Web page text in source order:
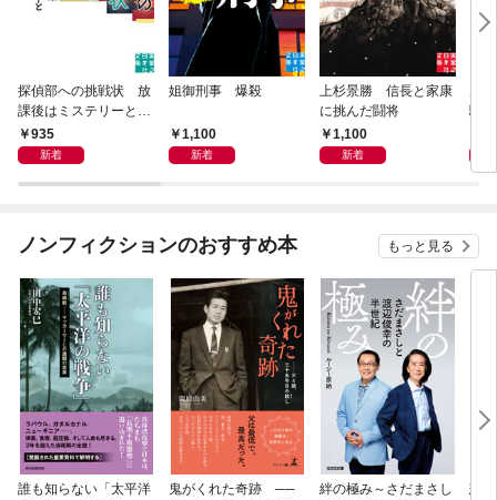
探偵部への挑戦状 放
課後はミステリーとと
もに 新装版
935
新着
姐御刑事 爆殺
1,100
新着
上杉景勝 信長と家康
に挑んだ闘将
1,100
新着
騒動
ノンフィクションのおすすめ本 もっと見る
誰も知らない「太平洋
鬼がくれた奇跡 ──
絆の極み～さだまさし
悲